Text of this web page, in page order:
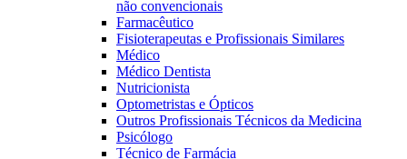
não convencionais
Farmacêutico
Fisioterapeutas e Profissionais Similares
Médico
Médico Dentista
Nutricionista
Optometristas e Ópticos
Outros Profissionais Técnicos da Medicina
Psicólogo
Técnico de Farmácia